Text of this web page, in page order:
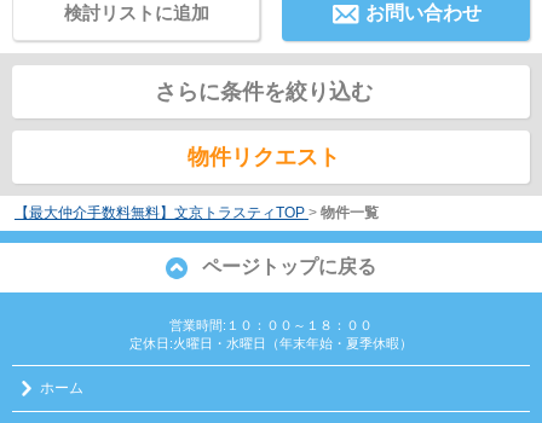
お問い合わせ
検討リストに追加
さらに条件を絞り込む
物件リクエスト
【最大仲介手数料無料】文京トラスティTOP > 物件一覧
ページトップに戻る
営業時間:１０：００～１８：００
定休日:火曜日・水曜日（年末年始・夏季休暇）
ホーム